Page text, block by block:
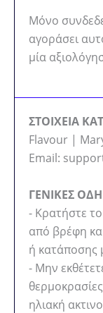
Μόνο
αγοράσει
μία
ΣΤΟΙΧΕΙΑ
Flavour |
Email:
ΓΕΝΙΚΕΣ
- Κρατήστε
από βρέφη
ή κατάποσης
- Μην
ηλιακή